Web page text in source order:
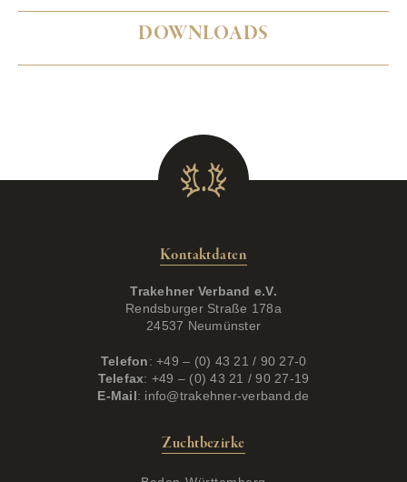
DOWNLOADS
Kontaktdaten
Trakehner Verband e.V.
Rendsburger Straße 178a
24537 Neumünster
Telefon: +49 – (0) 43 21 / 90 27-0
Telefax: +49 – (0) 43 21 / 90 27-19
E-Mail: info@trakehner-verband.de
Zuchtbezirke